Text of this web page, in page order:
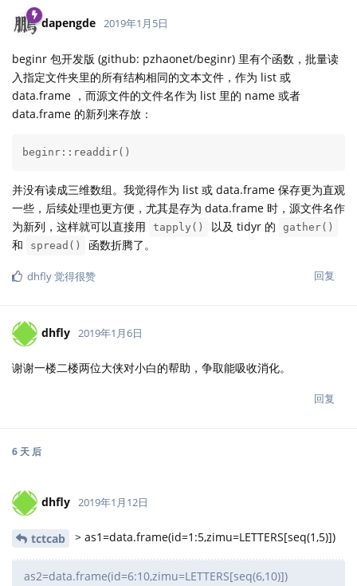
dapengde 2019年1月5日
beginr 包开发版 (github: pzhaonet/beginr) 里有个函数，批量读
入指定文件夹里的所有结构相同的文本文件，作为 list 或
data.frame ，而源文件的文件名作为 list 里的 name 或者
data.frame 的新列来存放：
beginr::readdir()
并没有读成三维数组。我觉得作为 list 或 data.frame 保存更为直观
一些，后续处理也更方便，尤其是存为 data.frame 时，源文件名作
为新列，这样就可以直接用
tapply() 以及 tidyr 的 gather()
和 spread() 函数折腾了。
回复
dhfly觉得很赞
dhfly 2019年1月6日
谢谢一楼二楼两位大侠对小白的帮助，争取能吸收消化。
回复
6 天 后
dhfly 2019年1月12日
tctcab > as1=data.frame(id=1:5,zimu=LETTERS[seq(1,5)])
as2=data.frame(id=6:10,zimu=LETTERS[seq(6,10)])